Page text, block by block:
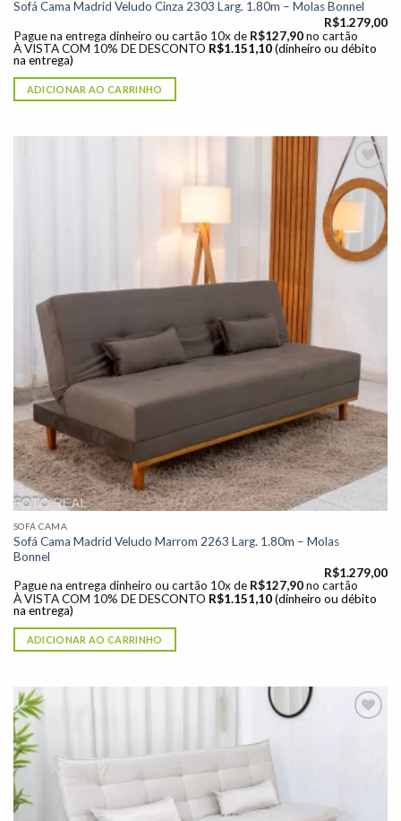
Sofá Cama Madrid Veludo Cinza 2303 Larg. 1.80m – Molas Bonnel
R$1.279,00
Pague na entrega dinheiro ou cartão 10x de R$127,90 no cartão
À VISTA COM 10% DE DESCONTO R$1.151,10 (dinheiro ou débito
na entrega)
ADICIONAR AO CARRINHO
Adicionar
desejos"
SOFÁ CAMA
Sofá Cama Madrid Veludo Marrom 2263 Larg. 1.80m – Molas
Bonnel
R$1.279,00
Pague na entrega dinheiro ou cartão 10x de R$127,90 no cartão
À VISTA COM 10% DE DESCONTO R$1.151,10 (dinheiro ou débito
na entrega)
ADICIONAR AO CARRINHO